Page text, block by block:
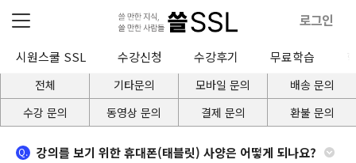
로그인
시원스쿨 SSL 수강신청 수강후기 무료학습
전체 기타문의 모바일 문의
배송 문의
수강 문의
동영상 문의 결제 문의 환불 문의
Q. 강의를 보기 위한 휴대폰(태블릿) 사양은 어떻게 되나요?